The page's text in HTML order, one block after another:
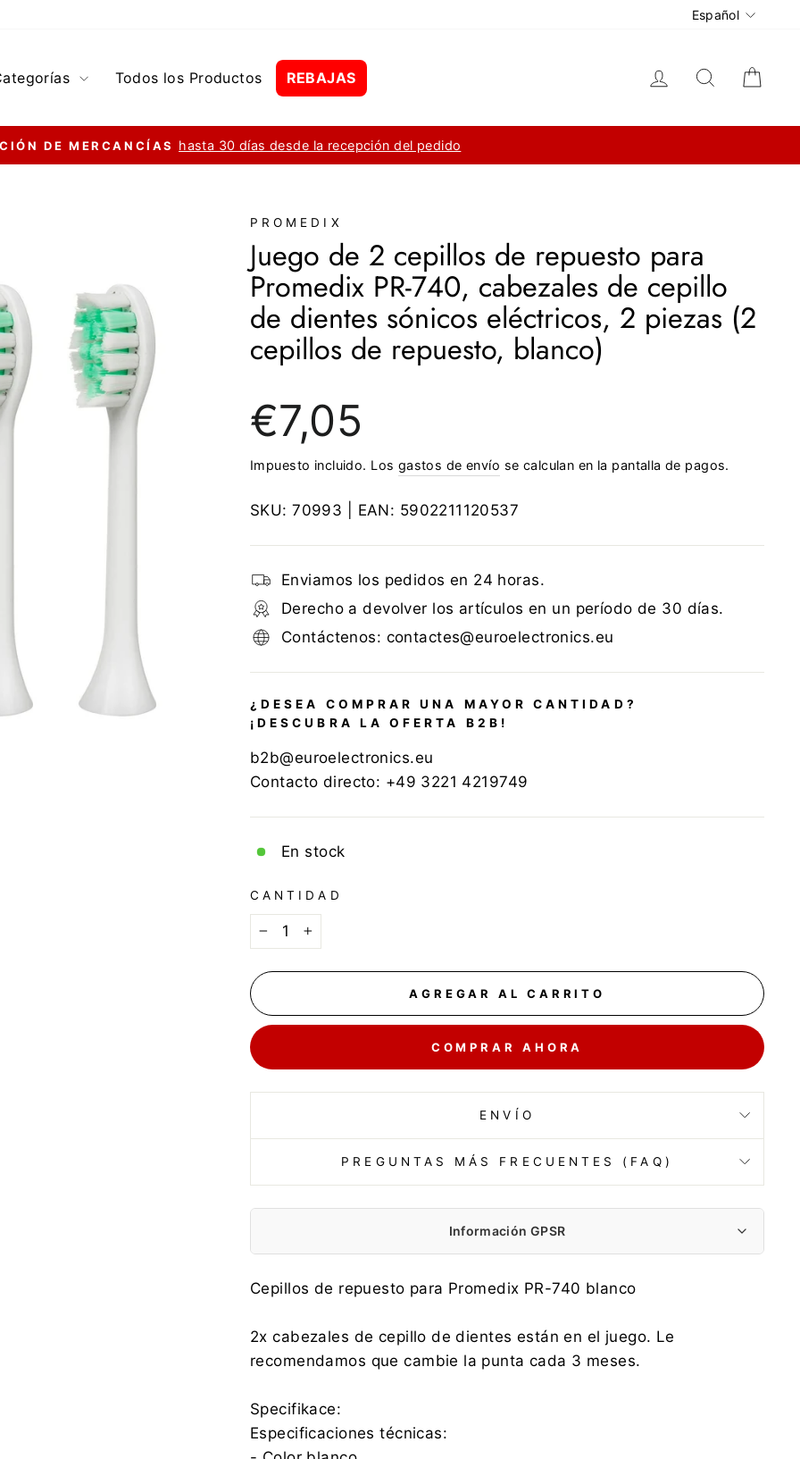
Idioma
Español
Todos los Productos REBAJAS Ingresar Buscar
diapositivas
DE MERCANCÍAS hasta 30 días desde la recepción del pedido
PROMEDIX
Juego de 2 cepillos de repuesto para
Promedix PR-740, cabezales de cepillo
de dientes sónicos eléctricos, 2 piezas (2
cepillos de repuesto, blanco)
regular
€7,05
Impuesto incluido. Los gastos de envío se calculan en la pantalla de pagos.
SKU:70993 | EAN: 5902211120537
Enviamos los pedidos en 24 horas.
Derecho a devolver los artículos en un período de 30 días.
Contáctenos: contactes@euroelectronics.eu
¿DESEA COMPRAR UNA MAYOR CANTIDAD?
¡DESCUBRA LA OFERTA B2B!
b2b@euroelectronics.eu
Contacto directo: +49 3221 4219749
En stock
CANTIDAD
AGREGAR AL CARRITO
COMPRAR AHORA
ENVÍO
PREGUNTAS MÁS FRECUENTES (FAQ)
Información GPSR
Fabricante:
Centrumelektroniki.EU Sp. z o.o.
Korfantego 7, 42-600 Tarnowskie Góry
+48 32 284 72 22
Importador:
Centrumelektroniki.EU Sp. z o.o.
Cepillos de repuesto para Promedix PR-740 blanco
2x cabezales de cepillo de dientes están en el juego. Le
recomendamos que cambie la punta cada 3 meses.
Specifikace:
Especificaciones técnicas: